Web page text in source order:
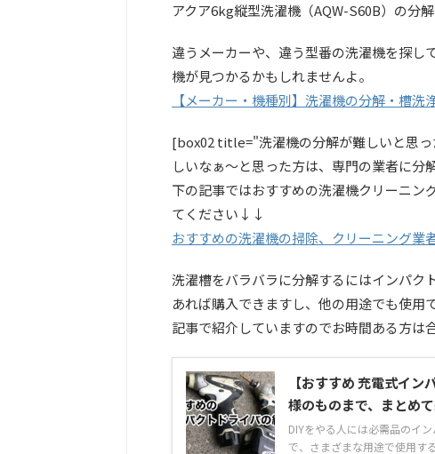
アクア6kg縦型洗濯機（AQW-S60B）の分
違うメーカーや、違う型番の洗濯機を探し
機が見つかるかもしれませんよ。
【メーカー・機種別】洗濯機の分解・槽洗
[box02 title="洗濯機の分解が難しいと思
しいなぁ〜と思った方は、専門の業者に分
下の記事ではおすすめの洗濯機クリーニン
てください↓↓
おすすめの洗濯機の掃除、クリーニング業
洗濯槽をバラバラに分解するにはインパク
あれば購入できますし、他の用途でも使用
記事で紹介していますのでお時間ある方
【おすすめ 充電式イ
様のものまで、まとめ
DIYをやる人には必需品のイ
で、さまざまな用途で使用す